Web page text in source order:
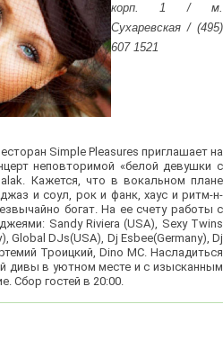
корп. 1 / м.
Сухаревская / (495)
607 1521
Simple Pleasures приглашает на
неповторимой «белой девушки с
Кажется, что в вокальном плане
и соул, рок и фанк, хаус и ритм-н-
богат. На ее счету работы с
Sandy Riviera (USA), Sexy Twins
Global DJs(USA), Dj Esbee(Germany), Dj
Троицкий, Dino MC. Насладиться
дивы в уютном месте и с изысканным
Сбор гостей в 20:00.